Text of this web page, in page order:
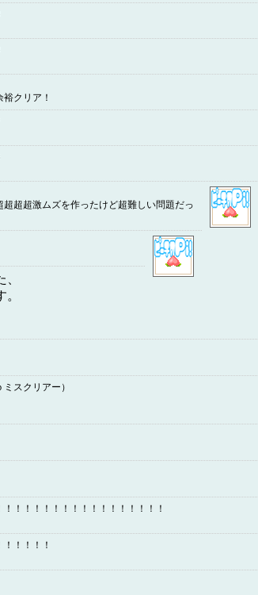
クリア！
超超激ムズを作ったけど超難しい問題だっ
スクリアー）
！！！！！！！！！！！！！！！！
！！！！